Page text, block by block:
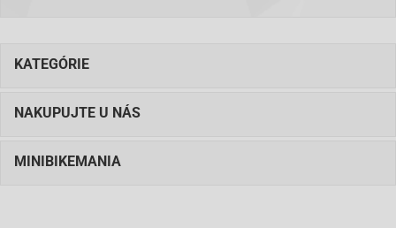
KATEGÓRIE
NAKUPUJTE U NÁS
MINIBIKEMANIA